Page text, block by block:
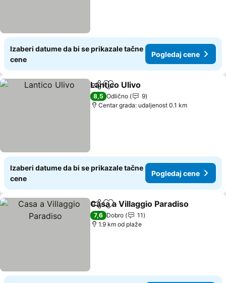
Izaberi datume da bi se prikazale tačne
cene
Pogledaj cene
Deli Dodati u favorite
Lantico Ulivo
8,5 Odlično
9
Centar grada: udaljenost 0.1 km
Izaberi datume da bi se prikazale tačne
cene
Pogledaj cene
Deli Dodati u favorite
Casa a Villaggio Paradiso
7,6 Dobro
11
1.9 km od plaže